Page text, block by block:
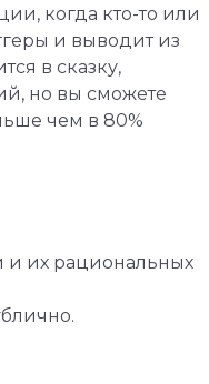
когда кто-то или
и выводит из
в сказку,
но вы сможете
чем в 80%
и их рациональных